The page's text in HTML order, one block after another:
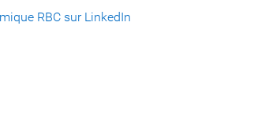
RBC sur LinkedIn